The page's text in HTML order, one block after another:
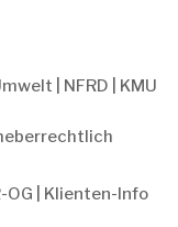
NFRD KMU
OG | Klienten-Info